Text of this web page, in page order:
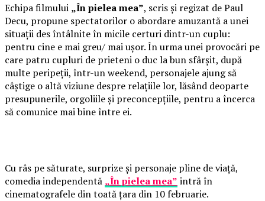
Echipa filmului „În pielea mea”, scris și regizat de Paul
Decu, propune spectatorilor o abordare amuzantă a unei
situații des întâlnite în micile certuri dintr-un cuplu:
pentru cine e mai greu/ mai ușor. În urma unei provocări pe
care patru cupluri de prieteni o duc la bun sfârșit, după
multe peripeții, într-un weekend, personajele ajung să
câștige o altă viziune despre relațiile lor, lăsând deoparte
presupunerile, orgoliile și preconcepțiile, pentru a încerca
să comunice mai bine între ei.
Cu râs pe săturate, surprize și personaje pline de viață,
comedia independentă „În pielea mea” intră în
cinematografele din toată țara din 10 februarie.